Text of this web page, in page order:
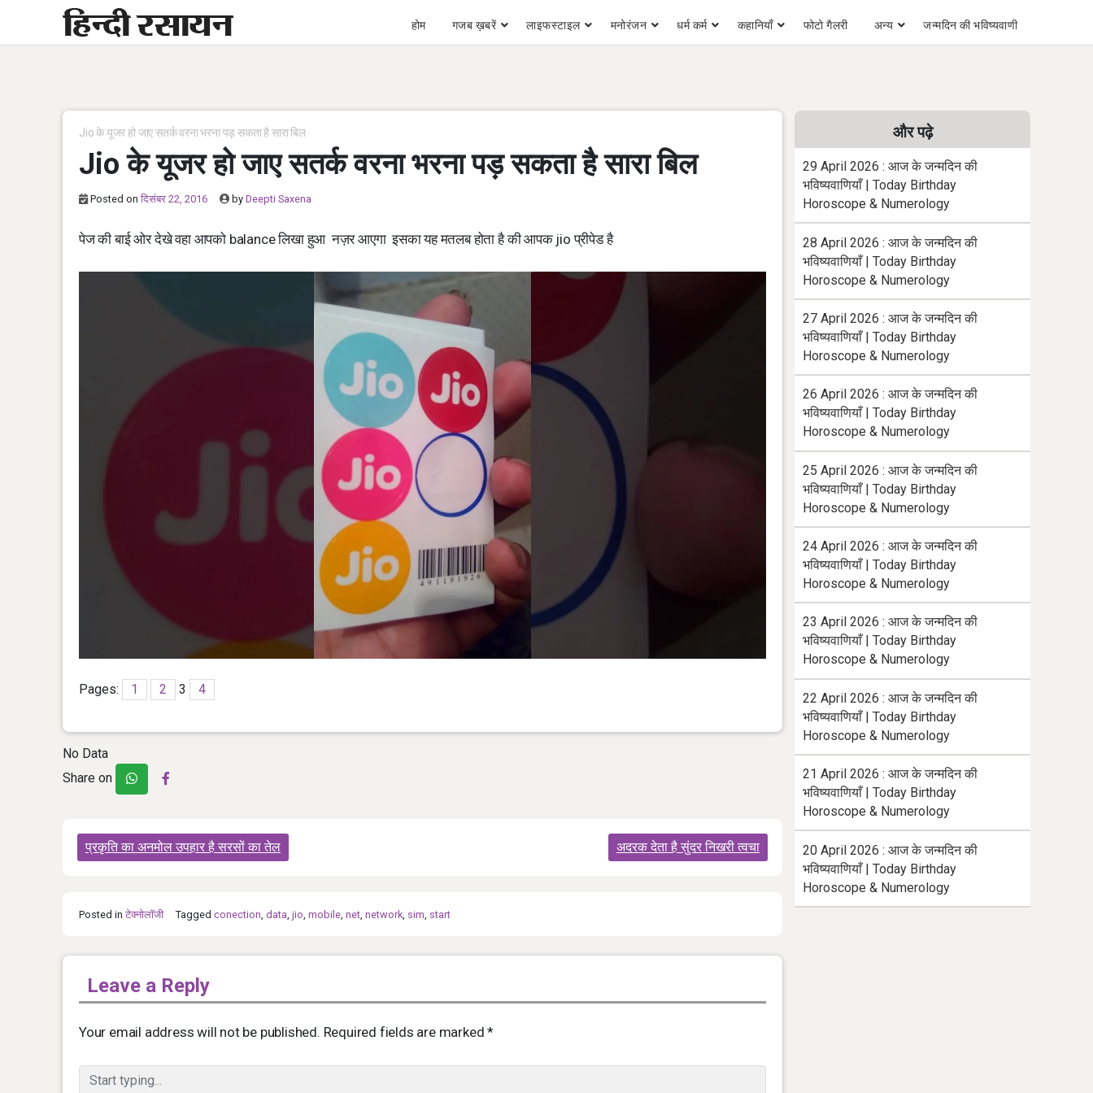
content
होम गजब ख़बरें लाइफस्टाइल मनोरंजन धर्म कर्म कहानियाँ फोटो गैलरी अन्य जन्मदिन की भविष्यवाणी
Jio के यूजर हो जाए सतर्क वरना भरना पड़ सकता है सारा बिल
Jio के यूजर हो जाए सतर्क वरना भरना पड़ सकता है सारा बिल
Posted on दिसंबर 22, 2016 by Deepti Saxena
पेज की बाई ओर देखे वहा आपको balance लिखा हुआ नज़र आएगा इसका यह मतलब होता है की आपक jio प्रीपेड है
Pages: 1 2 3 4
No Data
Share on
Post
navigation
प्रकृति का अनमोल उपहार है सरसों का तेल अदरक देता है सुंदर निखरी त्वचा
Posted in टेक्नोलॉजी Tagged conection data jio mobile net network sim start
Leave a Reply
Your email address will not be published. Required fields are marked*
और पढ़े
29 April 2026 : आज के जन्मदिन की
भविष्यवाणियाँ | Today Birthday
Horoscope & Numerology
28 April 2026 : आज के जन्मदिन की
भविष्यवाणियाँ | Today Birthday
Horoscope & Numerology
27 April 2026 : आज के जन्मदिन की
भविष्यवाणियाँ | Today Birthday
Horoscope & Numerology
26 April 2026 : आज के जन्मदिन की
भविष्यवाणियाँ | Today Birthday
Horoscope & Numerology
25 April 2026 : आज के जन्मदिन की
भविष्यवाणियाँ | Today Birthday
Horoscope & Numerology
24 April 2026 : आज के जन्मदिन की
भविष्यवाणियाँ | Today Birthday
Horoscope & Numerology
23 April 2026 : आज के जन्मदिन की
भविष्यवाणियाँ | Today Birthday
Horoscope & Numerology
22 April 2026 : आज के जन्मदिन की
भविष्यवाणियाँ | Today Birthday
Horoscope & Numerology
21 April 2026 : आज के जन्मदिन की
भविष्यवाणियाँ | Today Birthday
Horoscope & Numerology
20 April 2026 : आज के जन्मदिन की
भविष्यवाणियाँ | Today Birthday
Horoscope & Numerology